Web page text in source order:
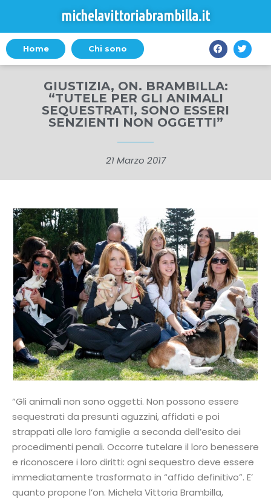
michelavittoriabrambilla.it
Home Chi sono
GIUSTIZIA, ON. BRAMBILLA:
“TUTELE PER GLI ANIMALI
SEQUESTRATI, SONO ESSERI
SENZIENTI NON OGGETTI”
21 Marzo 2017
“Gli animali non sono oggetti. Non possono essere
sequestrati da presunti aguzzini, affidati e poi
strappati alle loro famiglie a seconda dell’esito dei
procedimenti penali. Occorre tutelare il loro benessere
e riconoscere i loro diritti: ogni sequestro deve essere
immediatamente trasformato in “affido definitivo”. E’
quanto propone l’on. Michela Vittoria Brambilla,